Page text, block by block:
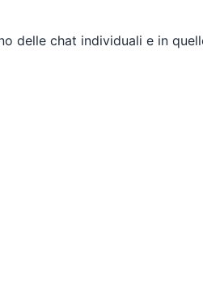
delle chat individuali e in